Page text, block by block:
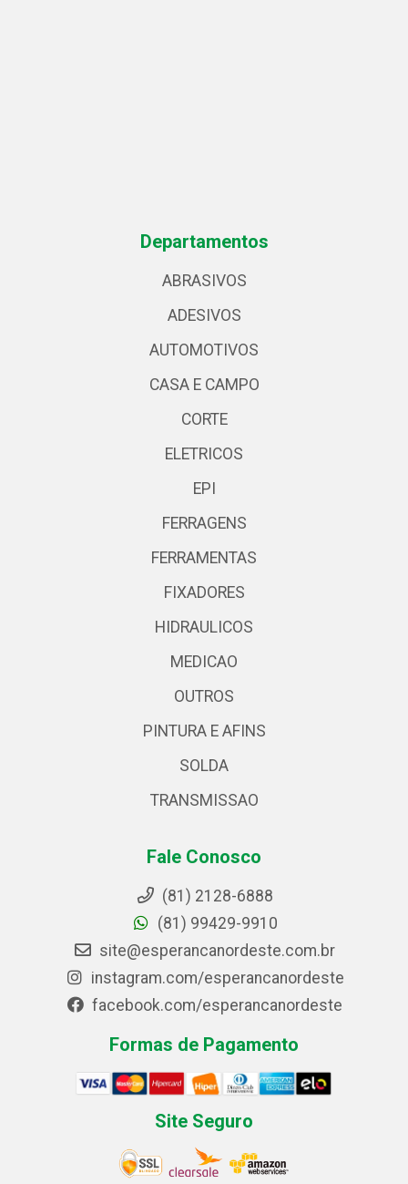
Departamentos
ABRASIVOS
ADESIVOS
AUTOMOTIVOS
CASA E CAMPO
CORTE
ELETRICOS
EPI
FERRAGENS
FERRAMENTAS
FIXADORES
HIDRAULICOS
MEDICAO
OUTROS
PINTURA E AFINS
SOLDA
TRANSMISSAO
Fale Conosco
(81) 2128-6888
(81) 99429-9910
site@esperancanordeste.com.br
instagram.com/esperancanordeste
facebook.com/esperancanordeste
Formas de Pagamento
Site Seguro